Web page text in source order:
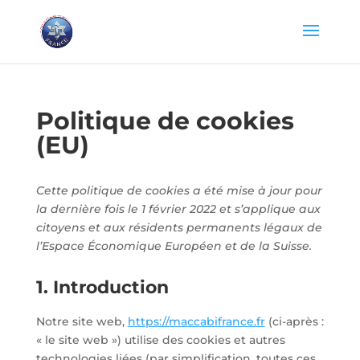
Politique de cookies
(EU)
Cette politique de cookies a été mise à jour pour
la dernière fois le 1 février 2022 et s’applique aux
citoyens et aux résidents permanents légaux de
l’Espace Économique Européen et de la Suisse.
1. Introduction
Notre site web, https://maccabifrance.fr(ci-après :
« le site web ») utilise des cookies et autres